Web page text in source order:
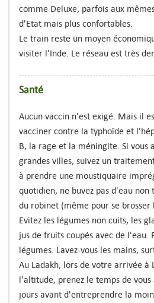
comme Deluxe, parfois aux
d'Etat mais plus confortables.
Le train reste un moyen
visiter l'Inde. Le réseau est très
Santé
Aucun vaccin n'est exigé. Mais il
vacciner contre la typhoïde et
B, la rage et la méningite. Si vous
grandes villes, suivez un
à prendre une moustiquaire
quotidien, ne buvez pas d'eau
du robinet (même pour se brosser
Evitez les légumes non cuits, les
jus de fruits coupés avec de l'eau.
légumes. Lavez-vous les mains,
Au Ladakh, lors de votre arrivée à
l'altitude, prenez le temps de
jours avant d'entreprendre la